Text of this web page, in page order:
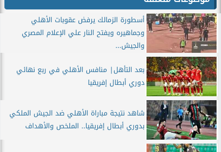
أسطورة الزمالك يرفض عقوبات الأهلي
وجماهيره ويفتح النار علي الإعلام المصري
والجيش...
بعد التأهل| منافس الأهلي في ربع نهائي
دوري أبطال إفريقيا
شاهد نتيجة مباراة الأهلي ضد الجيش الملكي
بدوري أبطال إفريقيا.. الملخص والأهداف